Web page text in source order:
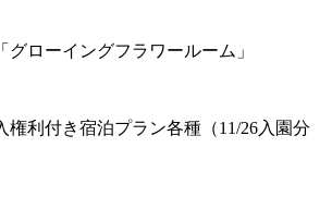
ローイングフラワールーム」
権利付き宿泊プラン各種（11/26入園分